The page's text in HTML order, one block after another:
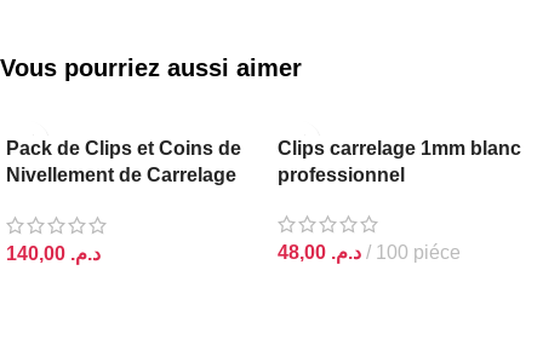
Vous pourriez aussi aimer
Pack de Clips et Coins de
Nivellement de Carrelage
د.م.
Clips carrelage 1mm blanc
professionnel
د.م.